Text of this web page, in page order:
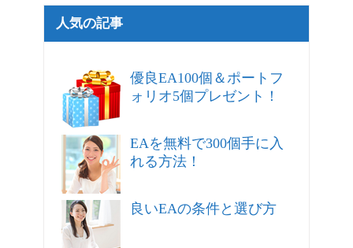
人気の記事
優良EA100個＆ポートフ
ォリオ5個プレゼント！
EAを無料で300個手に入
れる方法！
良いEAの条件と選び方